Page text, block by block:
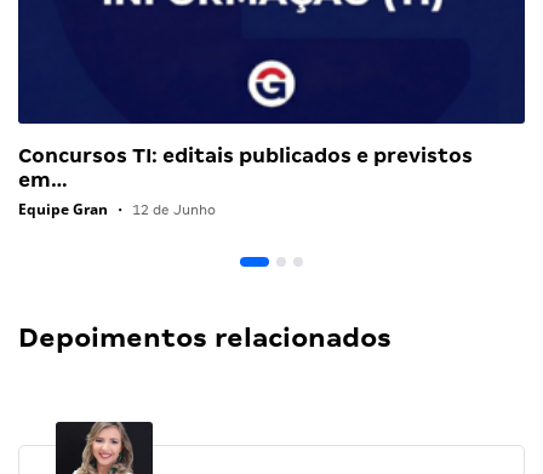
Concursos TI: editais publicados e previstos
em…
Equipe Gran • 12 de Junho
Depoimentos relacionados